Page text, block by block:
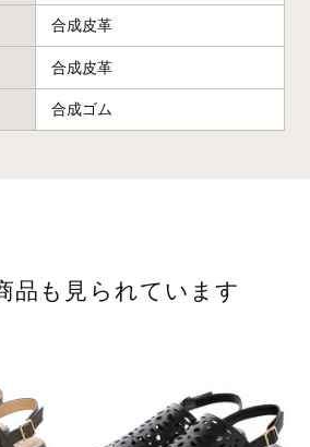
合成皮革
合成皮革
合成ゴム
品も見られています